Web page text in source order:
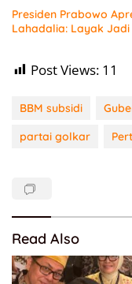
Presiden Prabowo
Lahadalia: Layak
Post Views: 11
BBM subsidi
partai golkar
Read Also